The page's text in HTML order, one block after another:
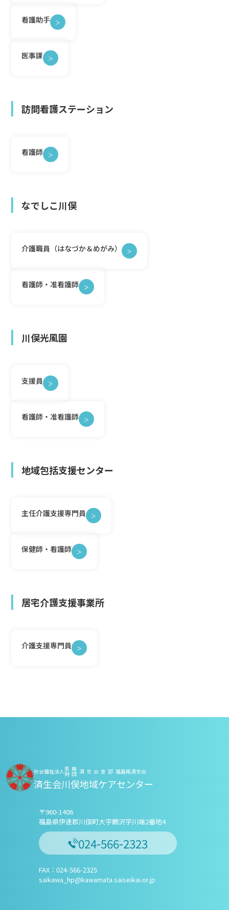
看護助手 ＞
医事課 ＞
訪問看護ステーション
看護師 ＞
なでしこ川俣
介護職員（はなづか＆めがみ） ＞
看護師・准看護師 ＞
川俣光風園
支援員 ＞
看護師・准看護師 ＞
地域包括支援センター
主任介護支援専門員 ＞
保健師・看護師 ＞
居宅介護支援事業所
介護支援専門員 ＞
社会福祉法人恩賜
財団 済生会支部 福島県済生会
済生会川俣地域ケアセンター
〒960-1406
福島県伊達郡川俣町大字鶴沢字川端2番地4
024-566-2323
FAX：024-566-2325
saikawa_hp@kawamata.saiseikai.or.jp